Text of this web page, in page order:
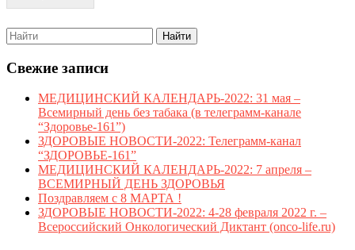
Search
for:
Свежие записи
МЕДИЦИНСКИЙ КАЛЕНДАРЬ-2022: 31 мая –
Всемирный день без табака (в телеграмм-канале
“Здоровье-161”)
ЗДОРОВЫЕ НОВОСТИ-2022: Телеграмм-канал
“ЗДОРОВЬЕ-161”
МЕДИЦИНСКИЙ КАЛЕНДАРЬ-2022: 7 апреля –
ВСЕМИРНЫЙ ДЕНЬ ЗДОРОВЬЯ
Поздравляем с 8 МАРТА !
ЗДОРОВЫЕ НОВОСТИ-2022: 4-28 февраля 2022 г. –
Всероссийский Онкологический Диктант (onco-life.ru)